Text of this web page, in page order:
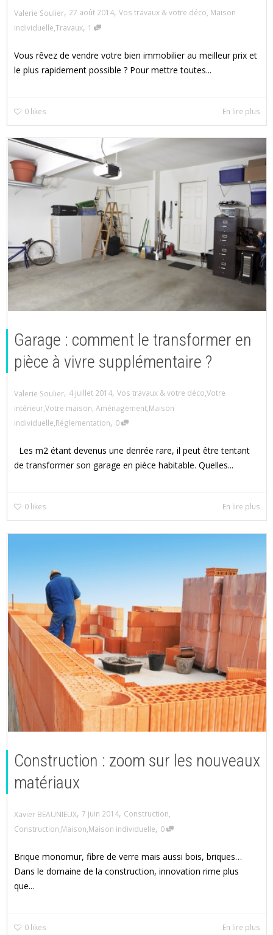
Valerie Soulier, 27 août 2014, Vos travaux & votre déco Maison
individuelle Travaux, 1
Vous rêvez de vendre votre bien immobilier au meilleur prix et
le plus rapidement possible ? Pour mettre toutes...
0 likes En lire plus
Garage : comment le transformer en
pièce à vivre supplémentaire ?
Valerie Soulier, 4 juillet 2014, Vos travaux & votre déco Votre
intérieurVotre maison Aménagement Maison
individuelle Réglementation, 0
Les m2 étant devenus une denrée rare, il peut être tentant
de transformer son garage en pièce habitable. Quelles...
0 likes En lire plus
Construction : zoom sur les nouveaux
matériaux
Xavier BEAUNIEUX, 7 juin 2014, Construction
Construction,Maison,Maison individuelle, 0
Brique monomur, fibre de verre mais aussi bois, briques…
Dans le domaine de la construction, innovation rime plus
que...
0 likes En lire plus